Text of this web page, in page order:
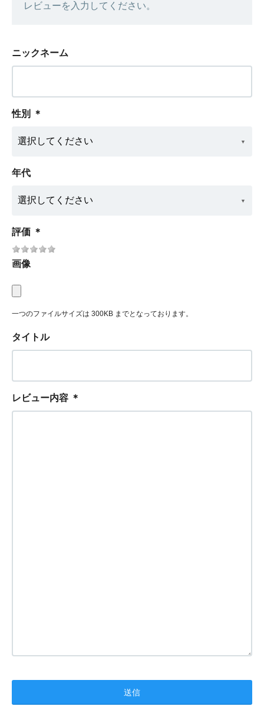
レビューを入力してください。
ニックネーム
性別 ＊
年代
評価 ＊
画像
一つのファイルサイズは 300KB までとなっております。
タイトル
レビュー内容 ＊